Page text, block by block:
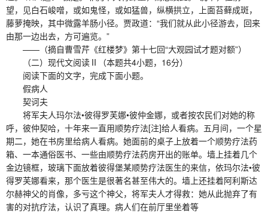
望，见白石峻噌，或如鬼怪，或如猛兽，纵横拱立，上面苔藓成斑，
藤萝掩映，其中微露羊肠小径。贾政道：“我们就从此小径游去，回来
由那一边出去，方可遍览。”
——（摘自曹雪芹《红楼梦》第十七回“大观园试才题对额”）
（二）现代文阅读Ⅱ（本题共4小题，16分）
阅读下面的文字，完成下面小题。
假病人
契诃夫
将军夫人玛尔法•彼得罗芙娜•彼仲金娜，或者按农民们对她的称
呼，彼仲契哈，十年来一直用顺势疗法[注]给人看病。五月间，一个星
期二，她在书房里给病人看病。她面前的桌子上放着一个顺势疗法药
箱、一本通俗医书、一些由顺势疗法药房开出的账单。墙上挂着几个
金边镜框，玻璃下面放着彼得堡某顺势疗法医生的来信，依玛尔法•彼
得罗芙娜看来，那个医生是很著名甚至伟大的。墙上还挂着阿利斯达
尔赫神父的肖像，多亏这个神父，将军夫人才得救：她从此抛弃了有
害的对抗疗法，认识了真理。病人们在前厅里坐着等